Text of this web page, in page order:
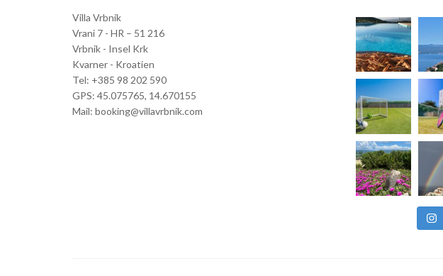
Villa Vrbnik
Vrani 7 - HR – 51 216
Vrbnik - Insel Krk
Kvarner - Kroatien
Tel: +385 98 202 590
GPS: 45.075765, 14.670155
Mail: booking@villavrbnik.com